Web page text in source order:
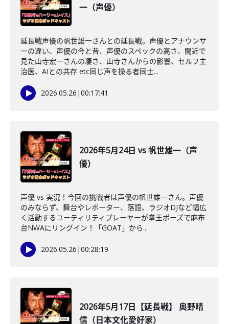
一（声優）
延長戦声優の帆世雄一さんとの延長戦。声優とアナウンサ
ーの違い、声優の今と昔、声優のスペックの高さ、間近で
見た山寺宏一さんの凄さ、山寺さんからの影響、セルフ主
治医、AIとの共存 etc同じ声を操る者同士...
2026.05.26 |00:17:41
2026年5月24日 vs 帆世雄一（声
優）
声優 vs 実況！今回の挑戦者は声優の帆世雄一さん。声優
のみならず、舞台やレポーター、落語、ラジオDJなど幅広
く活動するユーティリティプレーヤーが拳王ポーズで麻布
台NWAにリングイン！「GOAT」から...
2026.05.26 |00:28:19
2026年5月17日【延長戦】 奥野晴
信（日本文化愛好家）